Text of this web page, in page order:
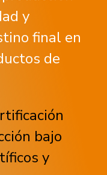
y
final en
de
bajo
y